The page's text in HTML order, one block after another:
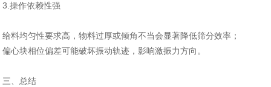
3.操作依赖性强‌
给料均匀性要求高，物料过厚或倾角不当会显著降低筛分效率‌；
偏心块相位偏差可能破坏振动轨迹，影响激振力方向‌。
三、总结